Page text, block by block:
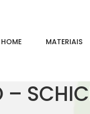
HOME MATERIAIS
–